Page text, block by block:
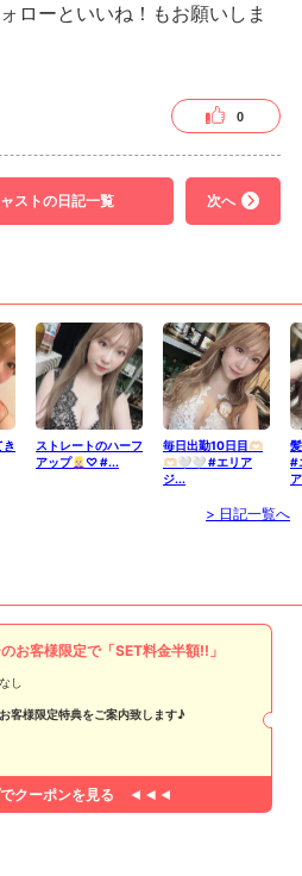
ローといいね！もお願いしま
0
ストの日記一覧 次へ
き
ストレートのハーフ
アップ👱🏻‍♀️♡ #...
毎日出勤10日目🫶🏻
🫶🏻🤍🤍 #エリア
ジ...
#
> 日記一覧へ
お客様限定で「SET料金半額!!」
し
客様限定特典をご案内致します♪
クーポンを見る